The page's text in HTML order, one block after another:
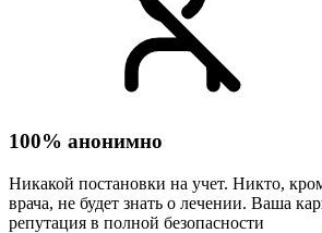
100% анонимно
Никакой постановки на учет. Никто,
врача, не будет знать о лечении. Ваша
репутация в полной безопасности